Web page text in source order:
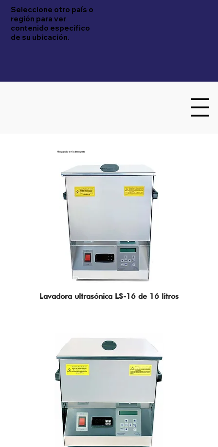
Embrasol Tec
Technology Solutions
Seleccione otro país o
región para ver
contenido específico
de su ubicación.
Haga clic en la imagen
Lavadora ultrasónica LS-16 de 16 litros